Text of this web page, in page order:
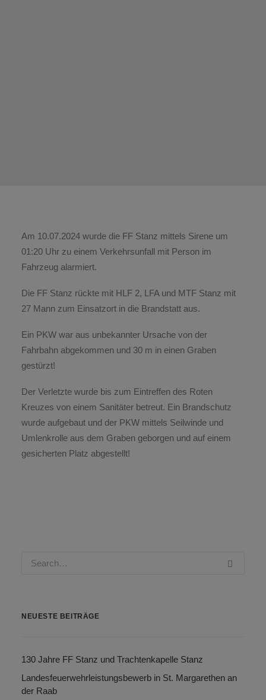
Am 10.07.2024 wurde die FF Stanz mittels Sirene um
01:20 Uhr zu einem Verkehrsunfall mit Person im
Fahrzeug alarmiert.
Die FF Stanz rückte mit HLF 2, LFA und MTF Stanz mit
27 Mann zum Einsatzort in die Brandstatt aus.
Ein PKW war aus unbekannter Ursache von der
Fahrbahn abgekommen und 30 m in einen Graben
gestürzt!
Der Verletzte wurde bis zum Eintreffen des Roten
Kreuzes von einem Sanitäter betreut. Ein Brandschutz
wurde aufgebaut und der PKW mittels Seilwinde und
Umlenkrolle aus dem Graben geborgen und auf einem
gesicherten Platz abgestellt!
NEUESTE BEITRÄGE
130 Jahre FF Stanz und Trachtenkapelle Stanz
Landesfeuerwehrleistungsbewerb in St. Margarethen an
der Raab